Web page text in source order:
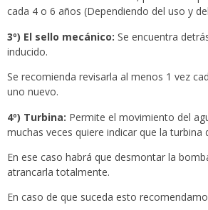
cada 4 o 6 años (Dependiendo del uso y
3º) El sello mecánico: Se encuentra
inducido.
Se recomienda revisarla al menos 1 vez
uno nuevo.
4º) Turbina: Permite el movimiento del
muchas veces quiere indicar que la
En ese caso habrá que desmontar la
atrancarla totalmente.
En caso de que suceda esto